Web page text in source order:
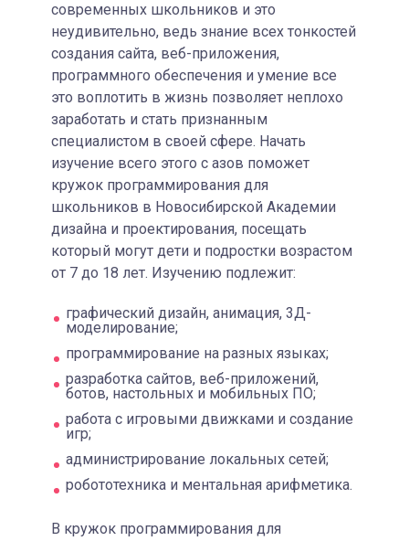
современных школьников и это
неудивительно, ведь знание всех тонкостей
создания сайта, веб-приложения,
программного обеспечения и умение все
это воплотить в жизнь позволяет неплохо
заработать и стать признанным
специалистом в своей сфере. Начать
изучение всего этого с азов поможет
кружок программирования для
школьников в Новосибирской Академии
дизайна и проектирования, посещать
который могут дети и подростки возрастом
от 7 до 18 лет. Изучению подлежит:
графический дизайн, анимация, 3Д-
моделирование;
программирование на разных языках;
разработка сайтов, веб-приложений,
ботов, настольных и мобильных ПО;
работа с игровыми движками и создание
игр;
администрирование локальных сетей;
робототехника и ментальная арифметика.
В кружок программирования для